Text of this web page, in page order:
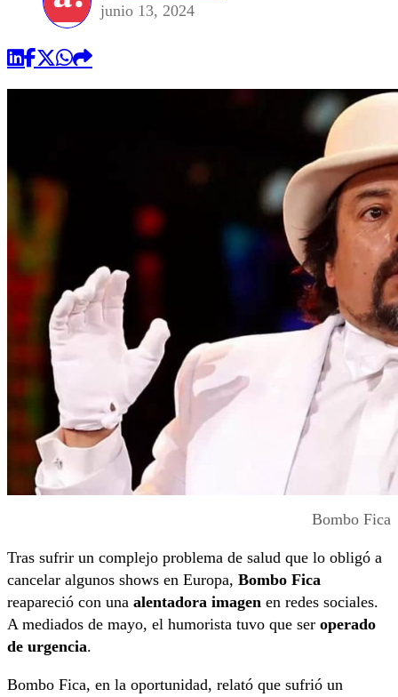
junio 13, 2024
Bombo Fica
Tras sufrir un complejo problema de salud que lo obligó a
cancelar algunos shows en Europa, Bombo Fica
reapareció con una alentadora imagen en redes sociales.
A mediados de mayo, el humorista tuvo que ser operado
de urgencia.
Bombo Fica, en la oportunidad, relató que sufrió un